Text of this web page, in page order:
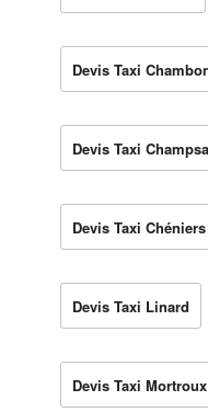
Devis Taxi
Devis Taxi
Devis Taxi
Devis Taxi Linard
Devis Taxi Mortroux